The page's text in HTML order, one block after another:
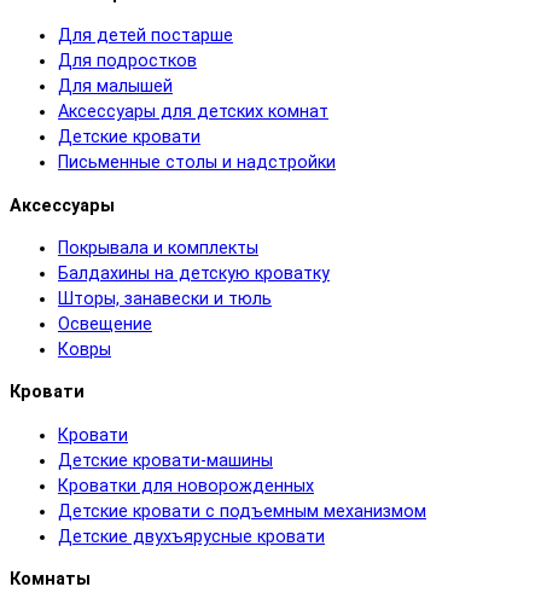
Для детей постарше
Для подростков
Для малышей
Аксессуары для детских комнат
Детские кровати
Письменные столы и надстройки
Аксессуары
Покрывала и комплекты
Балдахины на детскую кроватку
Шторы, занавески и тюль
Освещение
Ковры
Кровати
Кровати
Детские кровати-машины
Кроватки для новорожденных
Детские кровати с подъемным механизмом
Детские двухъярусные кровати
Комнаты